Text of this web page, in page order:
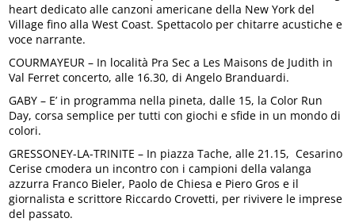
heart dedicato alle canzoni americane della New York del
Village fino alla West Coast. Spettacolo per chitarre acustiche e
voce narrante.
COURMAYEUR – In località Pra Sec a Les Maisons de Judith in
Val Ferret concerto, alle 16.30, di Angelo Branduardi.
GABY – E’ in programma nella pineta, dalle 15, la Color Run
Day, corsa semplice per tutti con giochi e sfide in un mondo di
colori.
GRESSONEY-LA-TRINITE – In piazza Tache, alle 21.15, Cesarino
Cerise cmodera un incontro con i campioni della valanga
azzurra Franco Bieler, Paolo de Chiesa e Piero Gros e il
giornalista e scrittore Riccardo Crovetti, per rivivere le imprese
del passato.